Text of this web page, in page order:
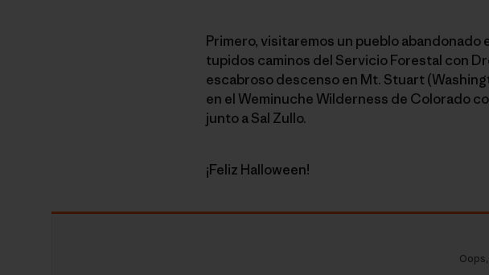
Primero, visitaremos un pueblo abandonado
tupidos caminos del Servicio Forestal con
escabroso descenso en Mt. Stuart
en el Weminuche Wilderness de Colorado
junto a Sal Zullo.
¡Feliz Halloween!